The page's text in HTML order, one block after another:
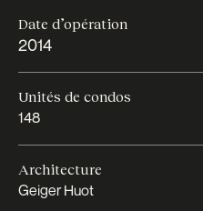
Date d’opération
2014
Unités de condos
148
Architecture
Geiger Huot